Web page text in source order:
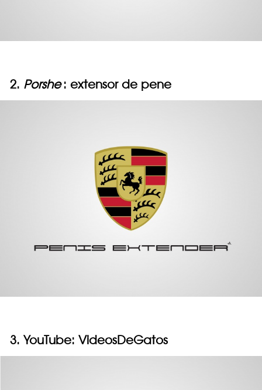
2. Porshe : extensor de pene
3. YouTube: VideosDeGatos